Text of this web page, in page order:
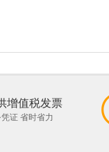
增值税发票
证 省时省力